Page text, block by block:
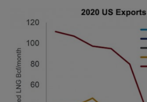
Według naszej oceny wewnętrzne
2020 rok mogły zakładać więcej
kwartale, szczególnie z kierunku
roku planowano przecież odebrać w
transportów LNG
. Polski terminal
ładunków w trakcie jednego
plan jest nadal możliwy do
najnowsze dane pokazują, że